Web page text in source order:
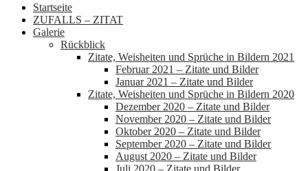
Startseite
ZUFALLS – ZITAT
Galerie
Rückblick
Zitate, Weisheiten und Sprüche in Bildern 2021
Februar 2021 – Zitate und Bilder
Januar 2021 – Zitate und Bilder
Zitate, Weisheiten und Sprüche in Bildern 2020
Dezember 2020 – Zitate und Bilder
November 2020 – Zitate und Bilder
Oktober 2020 – Zitate und Bilder
September 2020 – Zitate und Bilder
August 2020 – Zitate und Bilder
Juli 2020 – Zitate und Bilder